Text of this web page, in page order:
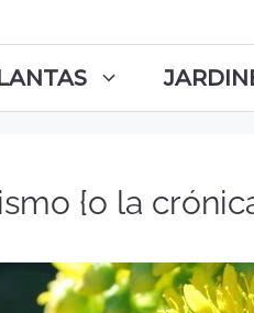
{o la